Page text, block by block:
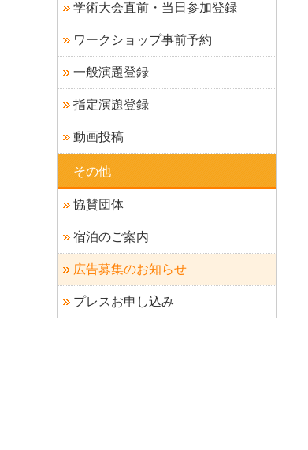
学術大会直前・当日参加登録
ワークショップ事前予約
一般演題登録
指定演題登録
動画投稿
その他
協賛団体
宿泊のご案内
広告募集のお知らせ
プレスお申し込み